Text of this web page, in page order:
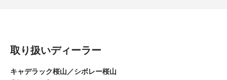
エンジン
取り扱いディーラー
キャデラック桜山／シボレー桜山